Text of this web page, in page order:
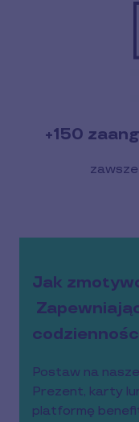
+150
Jak
Postaw na
Prezent, karty
platformę